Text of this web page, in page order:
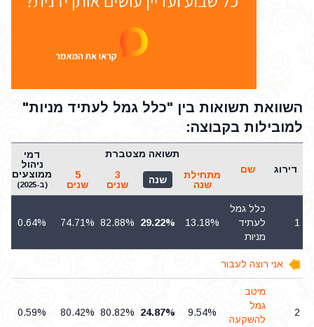
השוואת תשואות בין "כלל גמל לעתיד מניות"
למובילות בקבוצה:
דירוג שם
תשואה מצטברת
דמי
ניהול
ממוצעים
(ב-2025)
מתחילת
שנה
שנה
3
שנים
5
שנים
1
כלל גמל
לעתיד
מניות
13.18%
29.22%
82.88%
74.71%
0.64%
אני רוצה לעבור
2
מיטב
גמל
להשקעה
9.54%
24.87%
80.82%
80.42%
0.59%